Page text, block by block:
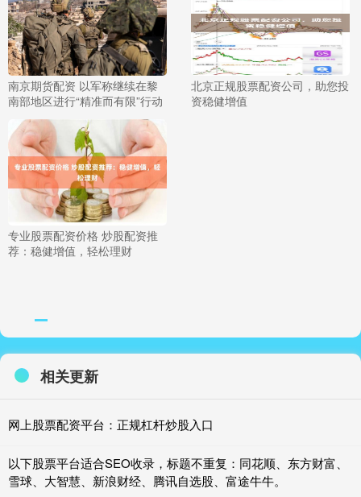
南京期货配资 以军称继续在黎
南部地区进行“精准而有限”行动
北京正规股票配资公司，助您投
资稳健增值
专业股票配资价格 炒股配资推
荐：稳健增值，轻松理财
相关更新
网上股票配资平台：正规杠杆炒股入口
以下股票平台适合SEO收录，标题不重复：同花顺、东方财富、
雪球、大智慧、新浪财经、腾讯自选股、富途牛牛。